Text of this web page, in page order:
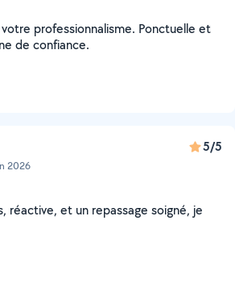
professionnalisme. Ponctuelle et
de confiance.
2026
5/5
réactive, et un repassage soigné, je